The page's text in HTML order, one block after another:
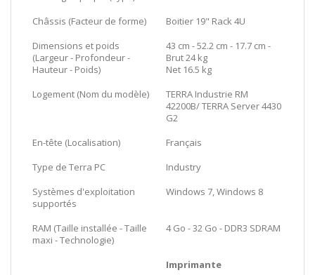
Châssis (Facteur de forme)
Boitier 19" Rack 4U
Dimensions et poids
(Largeur - Profondeur -
Hauteur - Poids)
43 cm - 52.2 cm - 17.7 cm -
Brut 24 kg
Net 16.5 kg
Logement (Nom du modèle)
TERRA Industrie RM
42200B/ TERRA Server 4430
G2
En-tête (Localisation)
Français
Type de Terra PC
Industry
Systèmes d'exploitation
supportés
Windows 7, Windows 8
RAM (Taille installée - Taille
maxi - Technologie)
4 Go - 32 Go - DDR3 SDRAM
Imprimante